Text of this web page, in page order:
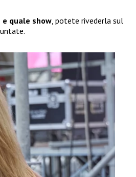
e quale show , potete rivederla sul